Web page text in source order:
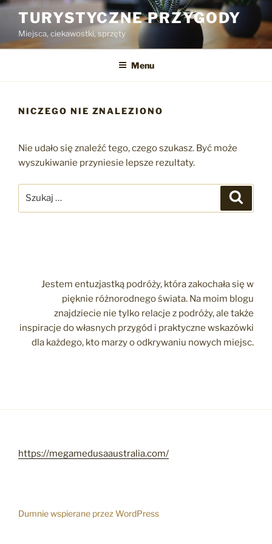
Przejdź
treści
TURYSTYCZNE PRZYGODY
Miejsca, ciekawostki, sprzęty
Menu
NICZEGO NIE ZNALEZIONO
Nie udało się znaleźć tego, czego szukasz. Być może
wyszukiwanie przyniesie lepsze rezultaty.
Jestem entuzjastką podróży, która zakochała się w
pięknie różnorodnego świata. Na moim blogu
znajdziecie nie tylko relacje z podróży, ale także
inspiracje do własnych przygód i praktyczne wskazówki
dla każdego, kto marzy o odkrywaniu nowych miejsc.
https://megamedusaaustralia.com/
Dumnie wspierane przez WordPress